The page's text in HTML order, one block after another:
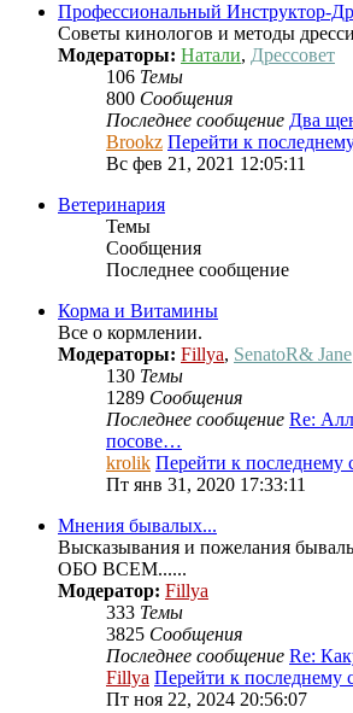
Профессиональный Инcтруктор-
Советы кинологов и методы
Модераторы: Натали, Дрессовет
106 Темы
800 Сообщения
Последнее сообщение Два
Brookz Перейти к
Вс фев 21, 2021 12:05:11
Ветеринария
Темы
Сообщения
Последнее сообщение
Корма и Витамины
Все о кормлении.
Модераторы: Fillya, SenatoR& Jane
130 Темы
1289 Сообщения
Последнее сообщение Re:
посове…
krolik Перейти к
Пт янв 31, 2020 17:33:11
Мнения бывалых...
Высказывания и пожелания
ОБО ВСЕМ......
Модератор: Fillya
333 Темы
3825 Сообщения
Последнее сообщение Re:
Fillya Перейти к последнему
Пт ноя 22, 2024 20:56:07